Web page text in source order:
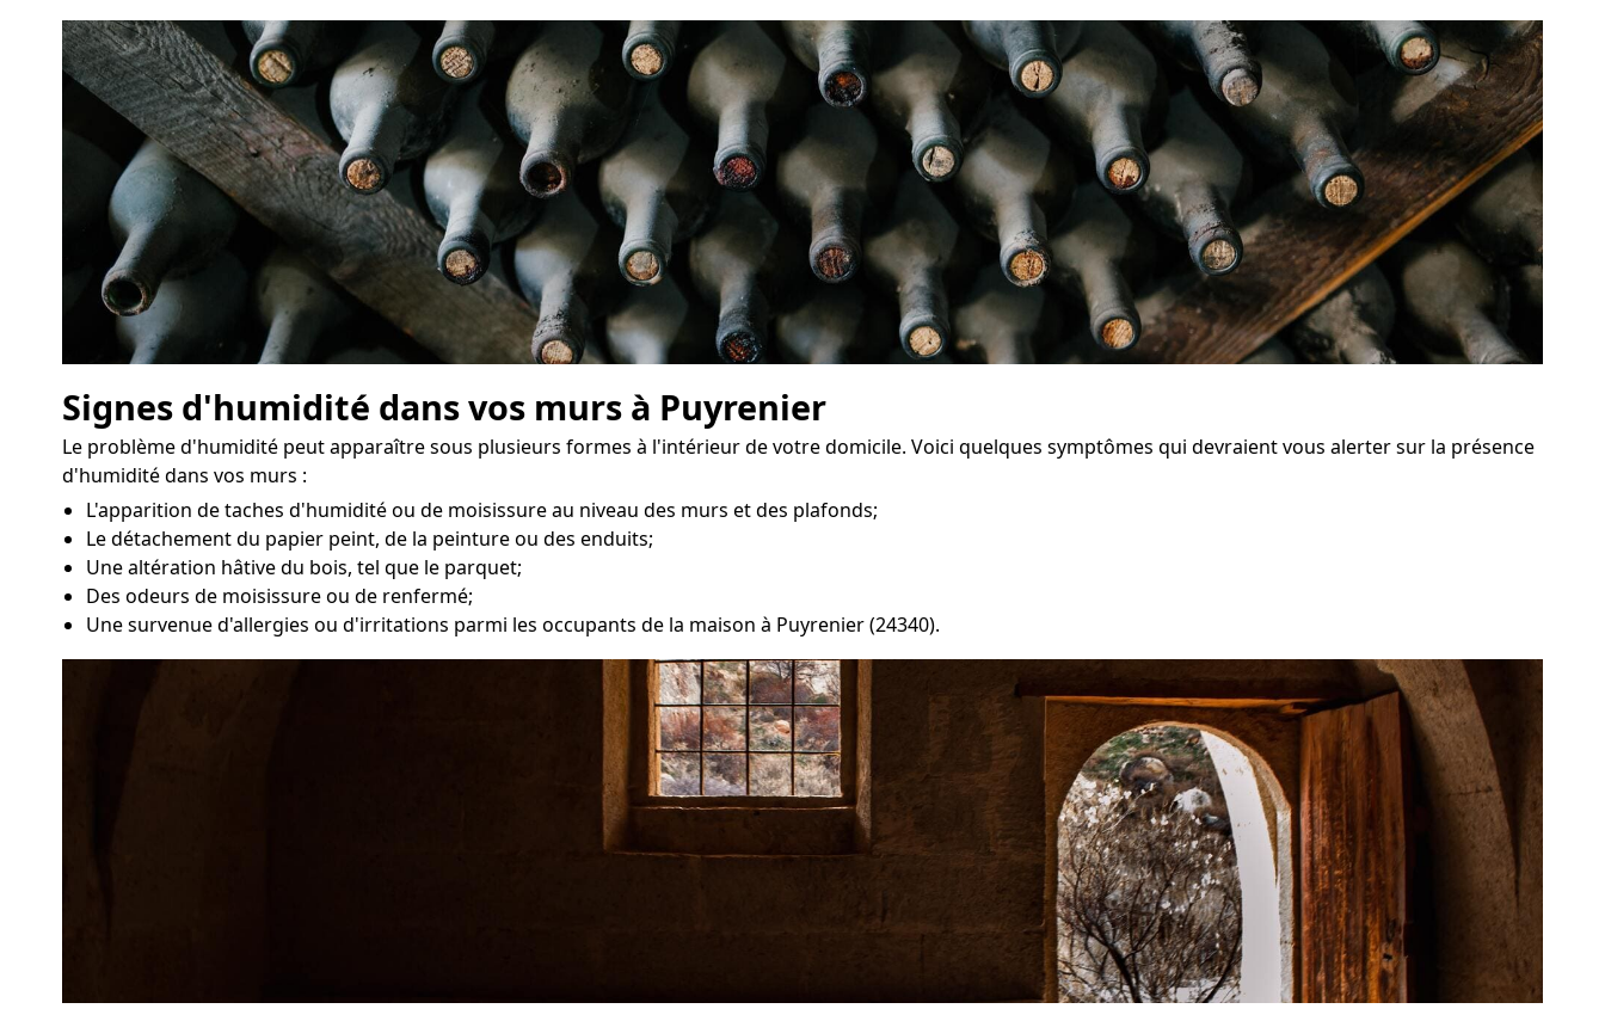
Signes d'humidité dans vos murs à Puyrenier
Le problème d'humidité peut apparaître sous plusieurs formes à l'intérieur de votre domicile. Voici quelques symptômes qui devraient vous alerter sur la présence
d'humidité dans vos murs :
L'apparition de taches d'humidité ou de moisissure au niveau des murs et des plafonds;
Le détachement du papier peint, de la peinture ou des enduits;
Une altération hâtive du bois, tel que le parquet;
Des odeurs de moisissure ou de renfermé;
Une survenue d'allergies ou d'irritations parmi les occupants de la maison à Puyrenier (24340).